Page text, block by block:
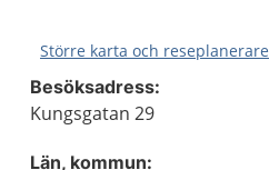
Större karta och reseplanerare
Besöksadress:
Kungsgatan 29
Län, kommun: